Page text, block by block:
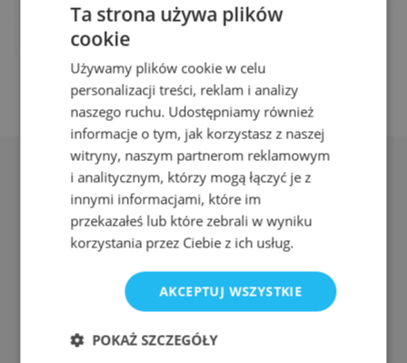
Adres:
ul. Nyska 61a, Wrocław 50-505
Telefon:
511 080 423
Ta strona używa plików
cookie
Używamy plików cookie w celu
personalizacji treści, reklam i analizy
naszego ruchu. Udostępniamy również
informacje o tym, jak korzystasz z naszej
witryny, naszym partnerom reklamowym
i analitycznym, którzy mogą łączyć je z
innymi informacjami, które im
przekazałeś lub które zebrali w wyniku
korzystania przez Ciebie z ich usług.
AKCEPTUJ WSZYSTKIE
POKAŻ SZCZEGÓŁY